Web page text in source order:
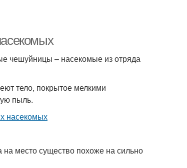
чешуйницы – насекомые из отряда
тело, покрытое мелкими
пыль.
место существо похоже на сильно